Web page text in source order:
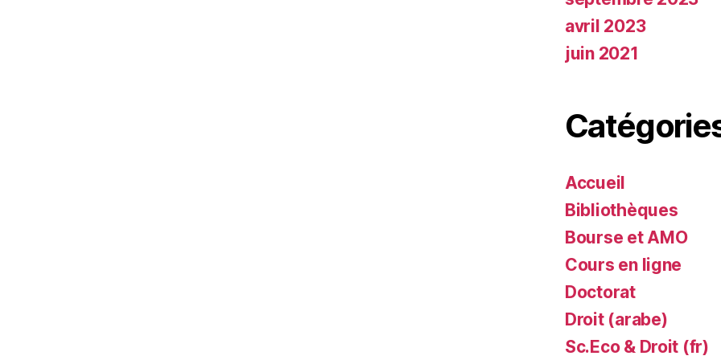
avril 2023
juin 2021
Accueil
Bibliothèques
Bourse et AMO
Cours en ligne
Doctorat
Droit (arabe)
Sc.Eco & Droit (fr)